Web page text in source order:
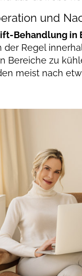
und
Behandlung in
der Regel
Bereiche zu
meist nach